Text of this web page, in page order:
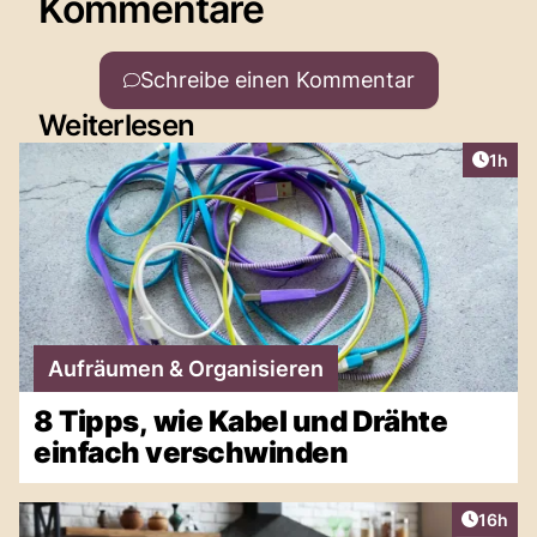
Schreibe einen Kommentar
Weiterlesen
1h
Aufräumen & Organisieren
8 Tipps, wie Kabel und Drähte
einfach verschwinden
Artikel
16h